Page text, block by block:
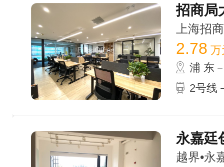
招商局
上海招
2.78 万
浦 东
2号线
永嘉廷
越界•永